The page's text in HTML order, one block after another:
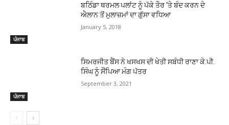
ਪੰਜਾਬ
ਬਠਿੰਡਾ ਥਰਮਲ ਪਲਾਂਟ ਨੂੰ ਪੱਕੇ ਤੌਰ ‘ਤੇ ਬੰਦ ਕਰਨ ਦੇ
ਐਲਾਨ ਤੋਂ ਮੁਲਾਜ਼ਮਾਂ ਦਾ ਗੁੱਸਾ ਵਧਿਆ
January 5, 2018
ਪੰਜਾਬ
ਸਿਮਰਜੀਤ ਬੈਂਸ ਨੇ ਖਸਖਸ ਦੀ ਖੇਤੀ ਸਬੰਧੀ ਰਾਣਾ ਕੇ.ਪੀ.
ਸਿੰਘ ਨੂੰ ਸੌਂਪਿਆ ਮੰਗ ਪੱਤਰ
September 3, 2021